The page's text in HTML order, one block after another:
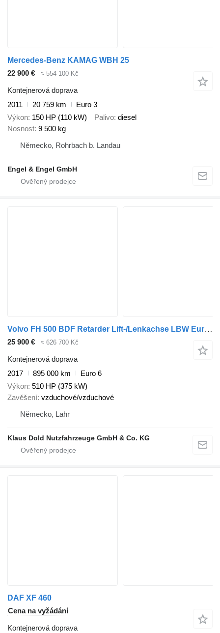
Mercedes-Benz KAMAG WBH 25
22 900 €
≈ 554 100 Kč
Kontejnerová doprava
2011
20 759 km
Euro 3
Výkon 150 HP (110 kW) Palivo diesel
Nosnost 9 500 kg
Německo, Rohrbach b. Landau
Engel & Engel GmbH
Volvo FH 500 BDF Retarder Lift-/Lenkachse LBW Euro 6
25 900 € ≈ 626 700 Kč
Kontejnerová doprava
2017
895 000 km
Euro 6
Výkon 510 HP (375 kW)
Zavěšení vzduchové/vzduchové
Německo, Lahr
Klaus Dold Nutzfahrzeuge GmbH & Co. KG
DAF XF 460
Cena na vyžádání
Kontejnerová doprava